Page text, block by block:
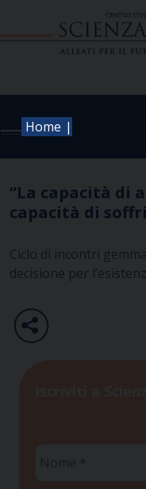
Home |
“La capacità di
capacità di
Ciclo di incontri
decisione per